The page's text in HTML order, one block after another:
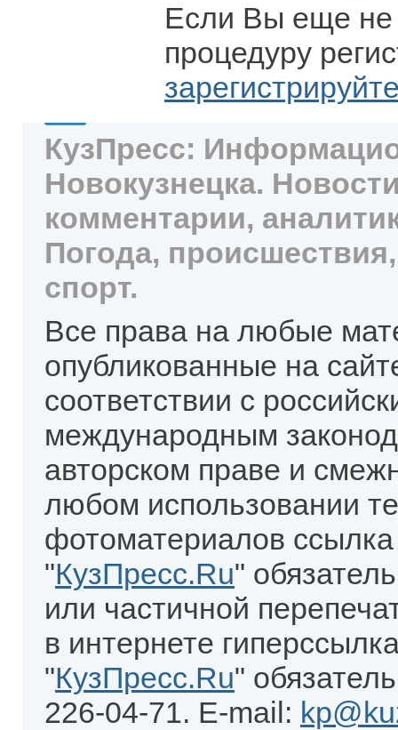
Если Вы еще не
процедуру
КузПресс:
Новокузнецка.
комментарии,
Погода,
спорт.
Все права на любые
опубликованные на
соответствии с
международным
авторском праве и
любом использовании
фотоматериалов
"КузПресс.Ru"
или частичной
в интернете
"КузПресс.Ru"
226-04-71. E-mail: